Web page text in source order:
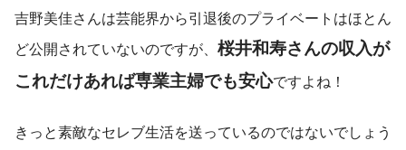
吉野美佳さんは芸能界から引退後のプライベートはほとん
ど公開されていないのですが、 桜井和寿さんの収入が
これだけあれば専業主婦でも安心ですよね！
きっと素敵なセレブ生活を送っているのではないでしょう